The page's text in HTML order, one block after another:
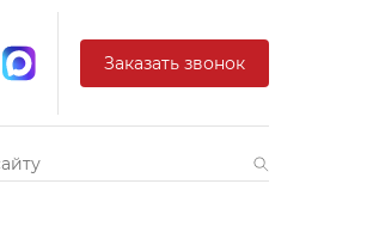
Заказать звонок